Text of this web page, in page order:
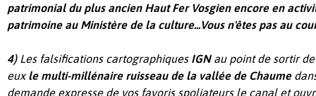
patrimonial du plus ancien Haut Fer Vosgien encore en
patrimoine au Ministère de la culture...Vous n'êtes pas au
4)Les falsifications cartographiquesIGNau point de sortir
euxle multi-millénaire ruisseau de la vallée de Chaume
demande expresse de vos favoris spoliateurs le canal et